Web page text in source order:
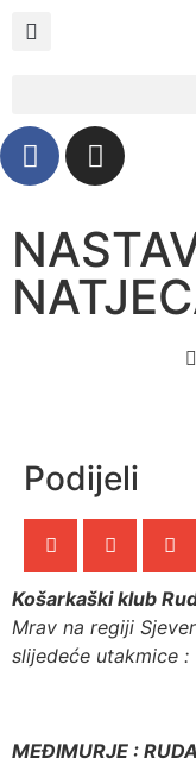
Podijeli
Košarkaški klub
Mrav na regiji
slijedeće utakmice :
MEĐIMURJE :